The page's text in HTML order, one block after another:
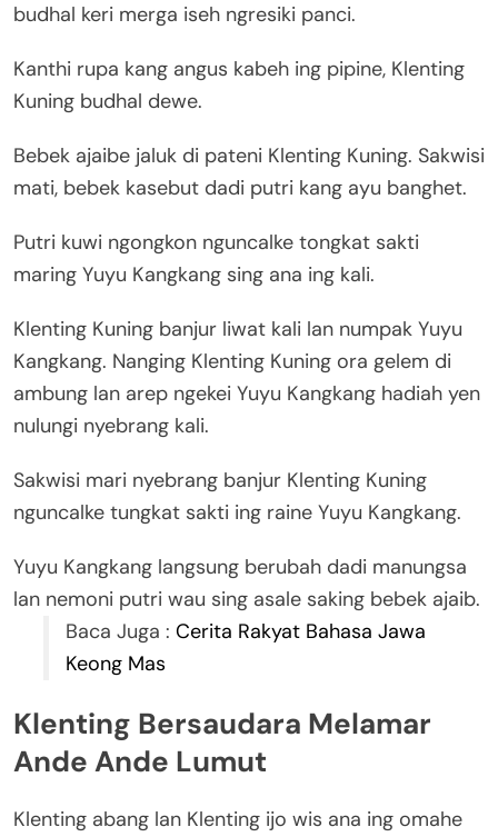
budhal keri merga iseh ngresiki panci.
Kanthi rupa kang angus kabeh ing pipine, Klenting
Kuning budhal dewe.
Bebek ajaibe jaluk di pateni Klenting Kuning. Sakwisi
mati, bebek kasebut dadi putri kang ayu banghet.
Putri kuwi ngongkon nguncalke tongkat sakti
maring Yuyu Kangkang sing ana ing kali.
Klenting Kuning banjur liwat kali lan numpak Yuyu
Kangkang. Nanging Klenting Kuning ora gelem di
ambung lan arep ngekei Yuyu Kangkang hadiah yen
nulungi nyebrang kali.
Sakwisi mari nyebrang banjur Klenting Kuning
nguncalke tungkat sakti ing raine Yuyu Kangkang.
Yuyu Kangkang langsung berubah dadi manungsa
lan nemoni putri wau sing asale saking bebek ajaib.
Baca Juga : Cerita Rakyat Bahasa Jawa
Keong Mas
Klenting Bersaudara Melamar
Ande Ande Lumut
Klenting abang lan Klenting ijo wis ana ing omahe